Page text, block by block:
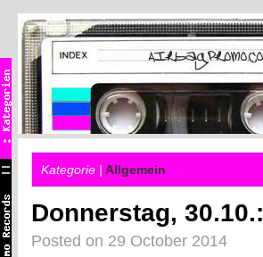
Kategorie | Allgemein
Donnerstag,
Posted on 29 October 2014